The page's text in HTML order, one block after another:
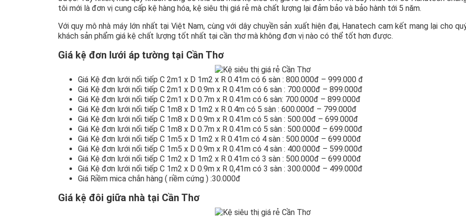
tôi mới là đơn vị cung cấp kệ hàng hóa, kệ siêu thị giá rẻ mà chất lượng lại đảm bảo và bảo hành tới 5 năm.
Với quy mô nhà máy lớn nhất tại Việt Nam, cùng với dây chuyền sản xuất hiện đại, Hanatech cam kết mang lại cho
khách sản phẩm giá kệ chất lượng tốt nhất tại cần thơ mà không đơn vị nào có thể tốt hơn được.
Giá kệ đơn lưới áp tường tại Cần Thơ
Giá Kệ đơn lưới nối tiếp C 2m1 x D 1m2 x R 0.41m có 6 sàn : 800.000đ – 999.000 đ
Giá Kệ đơn lưới nối tiếp C 2m1 x D 0.9m x R 0.41m có 6 sàn : 700.000đ – 899.000đ
Giá Kệ đơn lưới nối tiếp C 2m1 x D 0.7m x R 0.41m có 6 sàn: 700.000đ – 899.000đ
Giá Kệ đơn lưới nối tiếp C 1m8 x D 1m2 x R 0.4m có 5 sàn : 600.000đ – 799.000đ
Giá Kệ đơn lưới nối tiếp C 1m8 x D 0.9m x R 0.41m có 5 sàn : 500.00đ – 699.000đ
Giá Kệ đơn lưới nối tiếp C 1m8 x D 0.7m x R 0.41m có 5 sàn : 500.000đ – 699.000đ
Giá Kệ đơn lưới nối tiếp C 1m5 x D 1m2 x R 0.41m có 4 sàn : 500.000đ – 699.000đ
Giá Kệ đơn lưới nối tiếp C 1m5 x D 0.9m x R 0.41m có 4 sàn : 400.000đ – 599.000đ
Giá Kệ đơn lưới nối tiếp C 1m2 x D 1m2 x R 0.41m có 3 sàn : 500.000đ – 699.000đ
Giá Kệ đơn lưới nối tiếp C 1m2 x D 0.9m x R 0,41m có 3 sàn : 300.000đ – 499.000đ
Giá Riềm mica chắn hàng ( riềm cứng ) :30.000đ
Giá kệ đôi giữa nhà tại Cần Thơ